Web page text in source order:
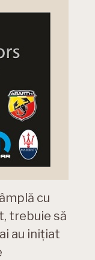
cu
trebuie să
au inițiat